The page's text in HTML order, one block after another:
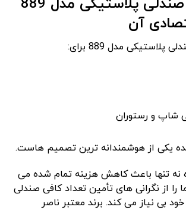
خرید عمده صندلی پلاستیکی مدل 889
آن
مدل 889 برای:
‌شاپ و رستوران
یکی از هوشمندانه ‌ترین تصمیم‌ هاست.
نه تنها باعث کاهش هزینه تمام‌ شده می
را از نگرانی‌ های تأمین تعداد کافی صندلی
بی ‌نیاز می ‌کند. برند معتبر ناصر